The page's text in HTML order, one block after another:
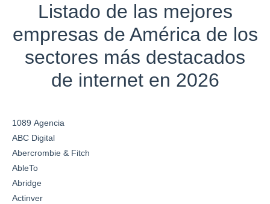
Listado de las mejores
empresas de América de los
sectores más destacados
de internet en 2026
1089 Agencia
ABC Digital
Abercrombie & Fitch
AbleTo
Abridge
Actinver